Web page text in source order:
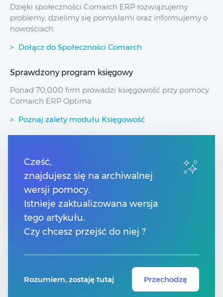
Dzięki społeczności Comarch ERP rozwiązujemy
problemy, dzielimy się pomysłami oraz informujemy o
nowościach.
Dołącz do Społeczności Comarch
Sprawdzony program księgowy
Ponad 70,000 firm prowadzi księgowość przy pomocy
Comarch ERP Optima
Poznaj zalety modułu Księgowość
Przydatne linki
Spis treści
Pomoc Comarch Betterfly
Pomoc Comarch e-Sklep
Pomoc Comarch HRM
Kontakt
Znajdź Partnera Comarch
Cześć,
znajdujesz się na archiwalnej
wersji pomocy.
Istnieje zaktualizowana wersja
tego artykułu.
Czy chcesz przejść do niej ?
Rozumiem, zostaję tutaj Przechodzę